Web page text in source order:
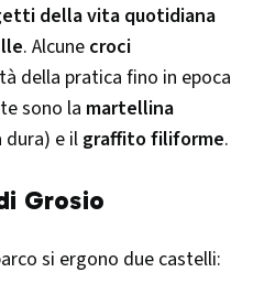
della vita quotidiana
. Alcune croci
della pratica fino in epoca
sono la martellina
e il graffito filiforme.
Grosio
si ergono due castelli: